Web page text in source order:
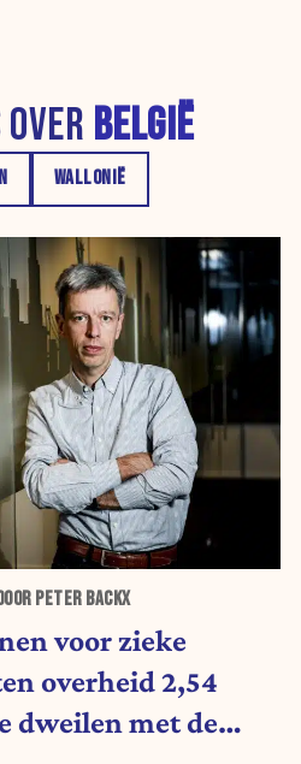
BELGIË
WALLONIË
PETER BACKX
voor zieke
overheid 2,54
dweilen met de